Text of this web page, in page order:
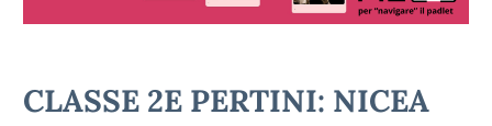
CLASSE 2E PERTINI: NICEA